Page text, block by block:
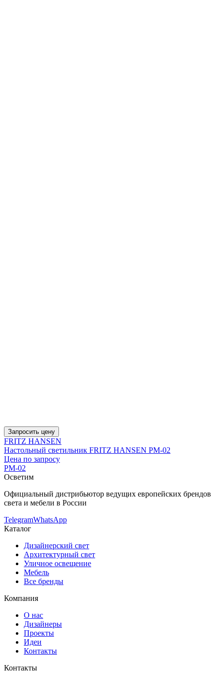
Запросить цену
FRITZ HANSEN
Настольный светильник FRITZ HANSEN PM-02
Цена по запросу
PM-02
Осветим
Официальный дистрибьютор ведущих европейских брендов
света и мебели в России
TelegramWhatsApp
Каталог
Дизайнерский свет
Архитектурный свет
Уличное освещение
Мебель
Все бренды
Компания
О нас
Дизайнеры
Проекты
Идеи
Контакты
Контакты